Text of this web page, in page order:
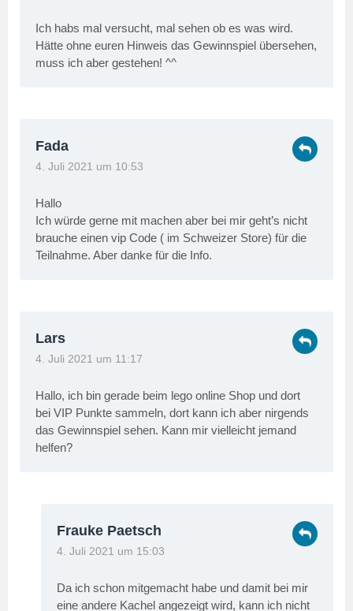
Ich habs mal versucht, mal sehen ob es was wird.
Hätte ohne euren Hinweis das Gewinnspiel übersehen,
muss ich aber gestehen! ^^
Fada
4. Juli 2021 um 10:53
Hallo
Ich würde gerne mit machen aber bei mir geht’s nicht
brauche einen vip Code ( im Schweizer Store) für die
Teilnahme. Aber danke für die Info.
Lars
4. Juli 2021 um 11:17
Hallo, ich bin gerade beim lego online Shop und dort
bei VIP Punkte sammeln, dort kann ich aber nirgends
das Gewinnspiel sehen. Kann mir vielleicht jemand
helfen?
Frauke Paetsch
4. Juli 2021 um 15:03
Da ich schon mitgemacht habe und damit bei mir
eine andere Kachel angezeigt wird, kann ich nicht